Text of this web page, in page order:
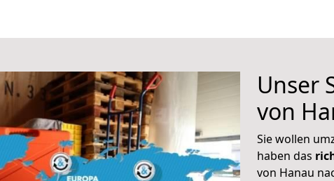
Unser
von
Sie wollen
haben das
von Hanau